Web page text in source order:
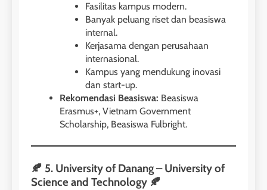
Fasilitas kampus modern.
Banyak peluang riset dan beasiswa
internal.
Kerjasama dengan perusahaan
internasional.
Kampus yang mendukung inovasi
dan start-up.
Rekomendasi Beasiswa: Beasiswa
Erasmus+, Vietnam Government
Scholarship, Beasiswa Fulbright.
🍂 5. University of Danang – University of
Science and Technology 🍂